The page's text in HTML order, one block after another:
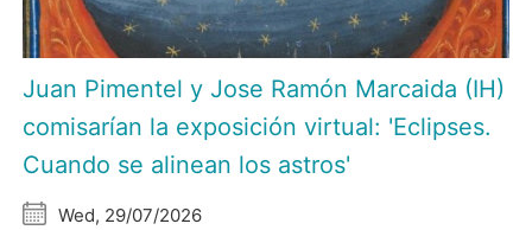
Juan Pimentel y Jose Ramón Marcaida (IH)
comisarían la exposición virtual: 'Eclipses.
Cuando se alinean los astros'
Wed, 29/07/2026